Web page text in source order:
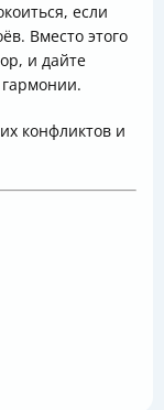
если
Вместо этого
и дайте
конфликтов и